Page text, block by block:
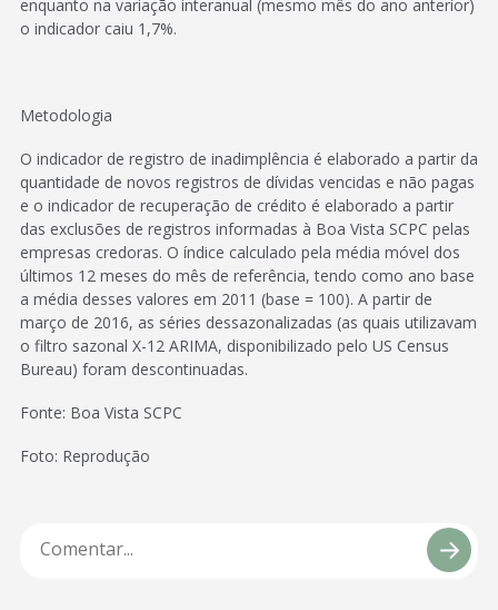
enquanto na variação interanual (mesmo mês do ano anterior)
o indicador caiu 1,7%.
Metodologia
O indicador de registro de inadimplência é elaborado a partir da
quantidade de novos registros de dívidas vencidas e não pagas
e o indicador de recuperação de crédito é elaborado a partir
das exclusões de registros informadas à Boa Vista SCPC pelas
empresas credoras. O índice calculado pela média móvel dos
últimos 12 meses do mês de referência, tendo como ano base
a média desses valores em 2011 (base = 100). A partir de
março de 2016, as séries dessazonalizadas (as quais utilizavam
o filtro sazonal X-12 ARIMA, disponibilizado pelo US Census
Bureau) foram descontinuadas.
Fonte: Boa Vista SCPC
Foto: Reprodução